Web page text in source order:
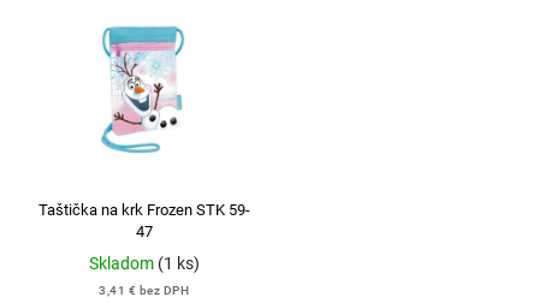
Taštička na krk Frozen STK 59-
47
Skladom (1 ks)
3,41 € bez DPH